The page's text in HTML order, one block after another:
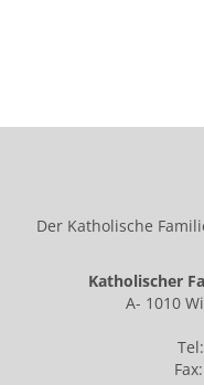
Der Katholische
Katholischer
A- 1010